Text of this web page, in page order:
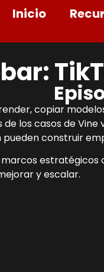
Inicio
copiar
los casos de
construir
estratégicos
y escalar.